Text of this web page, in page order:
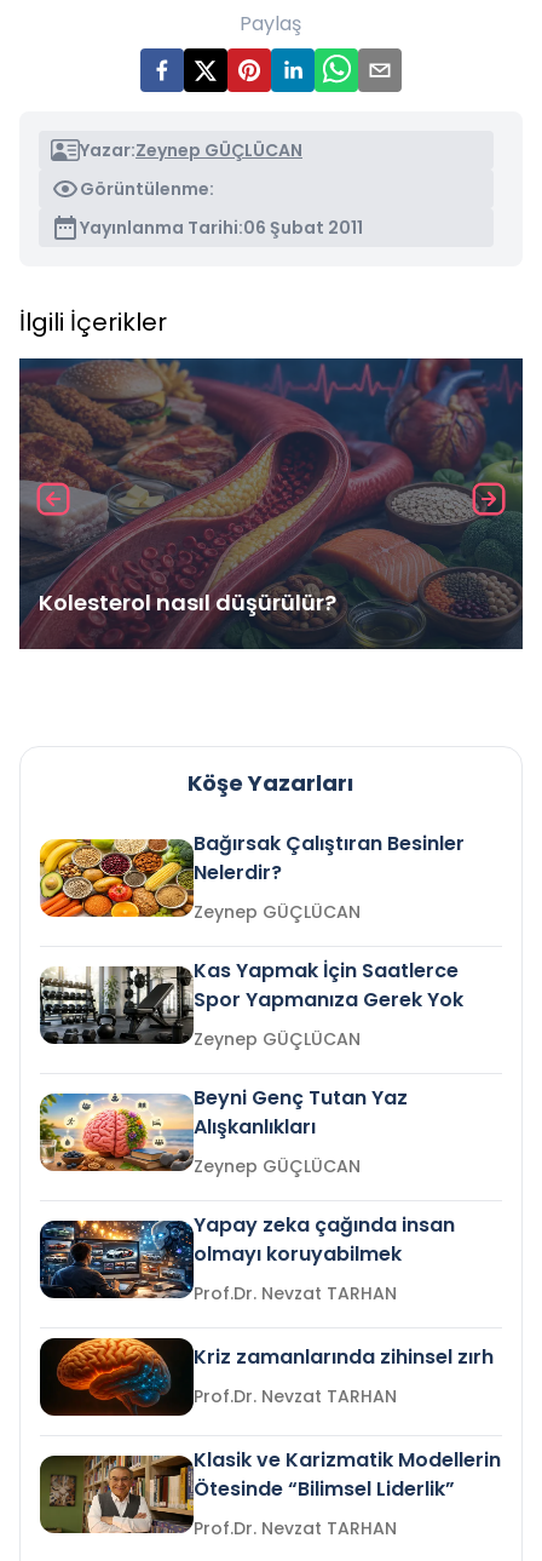
Paylaş
Yazar:Zeynep GÜÇLÜCAN
Görüntülenme:
Yayınlanma Tarihi:06 Şubat 2011
İlgili İçerikler
Kolesterol nasıl düşürülür?
Köşe Yazarları
Bağırsak Çalıştıran Besinler
Nelerdir?
Zeynep GÜÇLÜCAN
Kas Yapmak İçin Saatlerce
Spor Yapmanıza Gerek Yok
Zeynep GÜÇLÜCAN
Beyni Genç Tutan Yaz
Alışkanlıkları
Zeynep GÜÇLÜCAN
Yapay zeka çağında insan
olmayı koruyabilmek
Prof.Dr. Nevzat TARHAN
Kriz zamanlarında zihinsel zırh
Prof.Dr. Nevzat TARHAN
Klasik ve Karizmatik Modellerin
Ötesinde “Bilimsel Liderlik”
Prof.Dr. Nevzat TARHAN